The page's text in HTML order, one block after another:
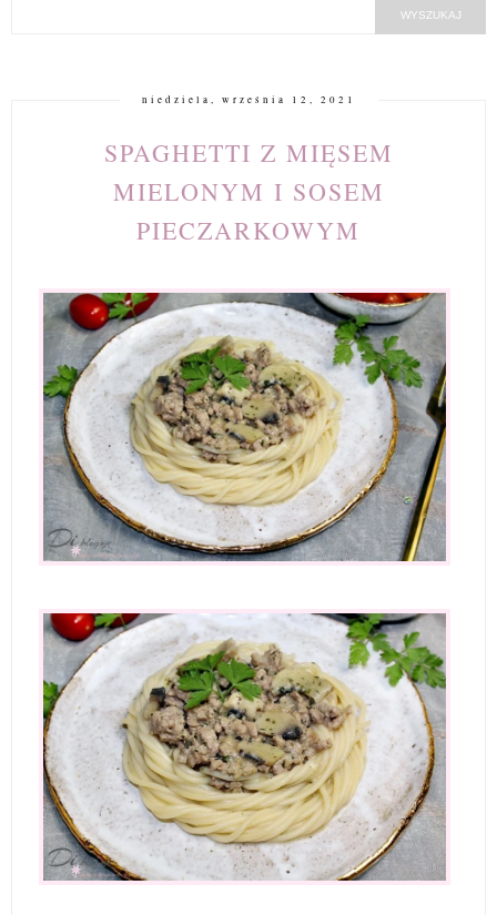
niedziela, września 12, 2021
SPAGHETTI Z MIĘSEM
MIELONYM I SOSEM
PIECZARKOWYM